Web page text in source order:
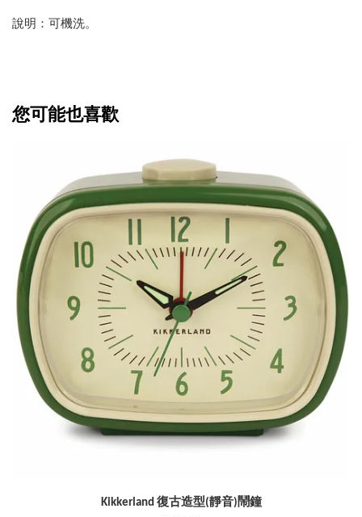
說明：可機洗。
您可能也喜歡
Kikkerland 復古造型(靜音)鬧鐘